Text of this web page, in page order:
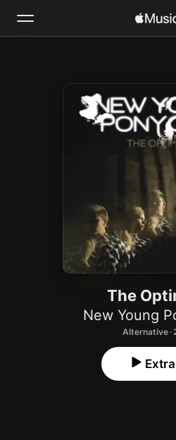
Installer Apple
The
New Young
Alternative ·